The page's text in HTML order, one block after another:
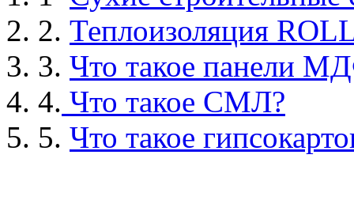
2. Теплоизоляция
3. Что такое панели
4. Что такое СМЛ?
5. Что такое